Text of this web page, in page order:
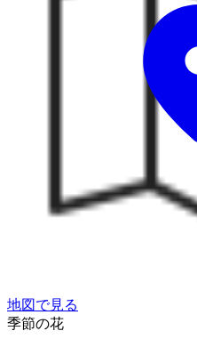
地図で見る
季節の花